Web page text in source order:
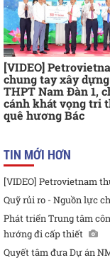
[VIDEO]
chung tay xây
THPT Nam Đàn 1,
cánh khát vọng tri
quê hương Bác
TIN MỚI HƠN
[VIDEO] Petrovietnam
Quỹ rủi ro - Nguồn lực
Phát triển Trung tâm
hướng đi cấp thiết
Quyết tâm đưa Dự án